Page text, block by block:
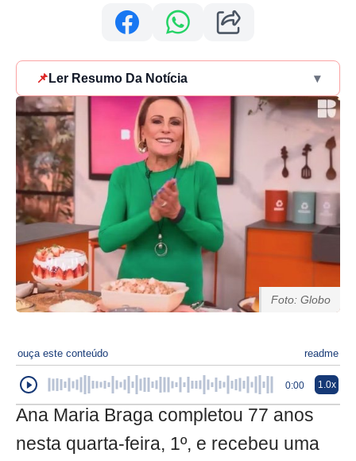
📌 Ler Resumo Da Notícia ▾
Foto: Globo
ouça este conteúdo readme
0:00 1.0x
Ana Maria Braga completou 77 anos
nesta quarta-feira, 1º, e recebeu uma